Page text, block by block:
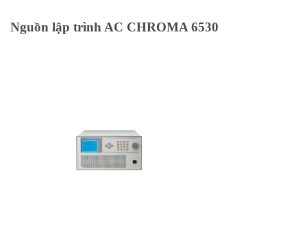
Nguồn lập trình AC CHROMA 6530